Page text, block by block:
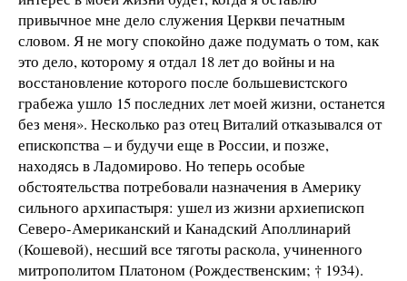
привычное мне дело служения Церкви печатным
словом. Я не могу спокойно даже подумать о том, как
это дело, которому я отдал 18 лет до войны и на
восстановление которого после большевистского
грабежа ушло 15 последних лет моей жизни, останется
без меня». Несколько раз отец Виталий отказывался от
епископства – и будучи еще в России, и позже,
находясь в Ладомирово. Но теперь особые
обстоятельства потребовали назначения в Америку
сильного архипастыря: ушел из жизни архиепископ
Северо-Американский и Канадский Аполлинарий
(Кошевой), несший все тяготы раскола, учиненного
митрополитом Платоном (Рождественским; † 1934).